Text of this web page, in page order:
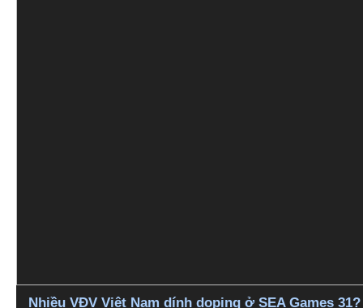
Nhiều VĐV Việt Nam dính doping ở SEA Games 31?